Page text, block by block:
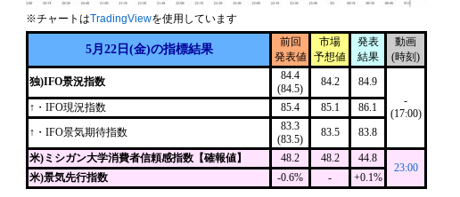
※チャートはTradingViewを使用しています
5月22日(金)の指標結果
前回
発表値
市場
予想値
発表
結果
動画
(時刻)
独)IFO景況指数
84.4
(84.5)
84.2
84.9
-
(17:00)
↑・IFO現況指数 85.4 85.1
86.1
↑・IFO景気期待指数
83.3
(83.5)
83.5 83.8
米)ミシガン大学消費者信頼感指数【確報値】 48.2 48.2 44.8
23:00
米)景気先行指数 -0.6% - +0.1%